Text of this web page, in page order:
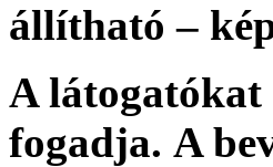
állítható –
A látogatókat
fogadja. A